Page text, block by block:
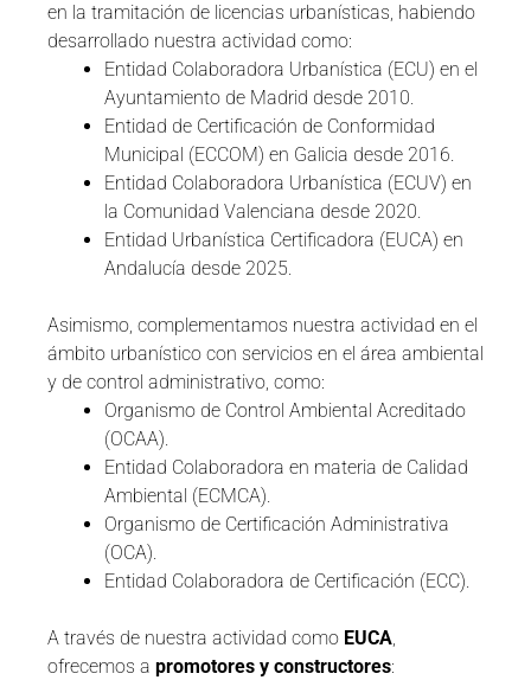
en la tramitación de licencias urbanísticas, habiendo
desarrollado nuestra actividad como:
Entidad Colaboradora Urbanística (ECU) en el
Ayuntamiento de Madrid desde 2010.
Entidad de Certificación de Conformidad
Municipal (ECCOM) en Galicia desde 2016.
Entidad Colaboradora Urbanística (ECUV) en
la Comunidad Valenciana desde 2020.
Entidad Urbanística Certificadora (EUCA) en
Andalucía desde 2025.
Asimismo, complementamos nuestra actividad en el
ámbito urbanístico con servicios en el área ambiental
y de control administrativo, como:
Organismo de Control Ambiental Acreditado
(OCAA).
Entidad Colaboradora en materia de Calidad
Ambiental (ECMCA).
Organismo de Certificación Administrativa
(OCA).
Entidad Colaboradora de Certificación (ECC).
A través de nuestra actividad como EUCA,
ofrecemos a promotores y constructores: